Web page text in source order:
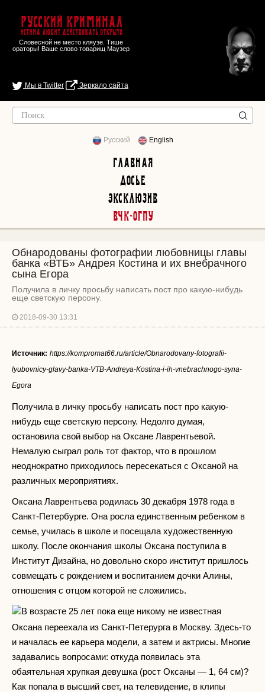
Русский Криминал
Истина любит действовать открыто
Словесной не место кляузе. Тише
ораторы! Ваше слово товарищ Маузер
Мы в Twitter Зеркало сайта
Русский English
Главная
Досье
Эксклюзив
ВЧК-ОГПУ
Обнародованы фотографии любовницы главы
банка «ВТБ» Андрея Костина и их внебрачного
сына Егора
Получила в личку просьбу написать пост про какую-нибудь
еще светскую персону.
2018-09-30 13:31
Источник: https://kompromat66.ru/article/Obnarodovany-fotografii-
lyubovnicy-glavy-banka-VTB-Andreya-Kostina-i-ih-vnebrachnogo-syna-
Egora
Получила в личку просьбу написать пост про какую-
нибудь еще светскую персону. Недолго думая,
остановила свой выбор на Оксане Лаврентьевой.
Немалую сыграл роль тот фактор, что в прошлом
неоднократно приходилось пересекаться с Оксаной на
различных мероприятиях.
Оксана Лаврентьева родилась 30 декабря 1978 года в
Санкт-Петербурге. Она росла единственным ребенком в
семье, училась в школе и посещала художественную
школу. После окончания школы Оксана поступила в
Институт Дизайна, но довольно скоро институт пришлось
совмещать с рождением и воспитанием дочки Алины,
отношения с отцом которой не сложились.
В возрасте 25 лет пока еще никому не известная
Оксана переехала из Санкт-Петерурга в Москву. Здесь-то
и началась ее карьера модели, а затем и актрисы. Многие
задавались вопросами: откуда появилась эта
обаятельная хрупкая девушка (рост Оксаны — 1, 64 см)?
Как попала в высший свет, на телевидение, в клипы